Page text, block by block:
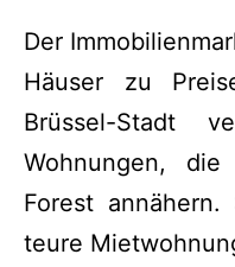
Der
Häuser zu
Brüssel-Stadt
Wohnungen,
Forest
teure